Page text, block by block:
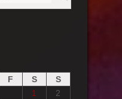
F S
S
1
2